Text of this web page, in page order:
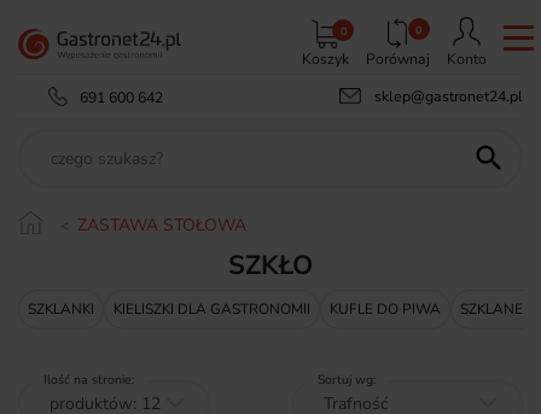
Koszyk
0 0
Porównaj
Konto
691 600 642
sklep@gastronet24.pl

ZASTAWA STOŁOWA
SZKŁO
SZKLANKI KIELISZKI DLA GASTRONOMII KUFLE DO PIWA SZKLANE
Ilość na stronie: Sortuj wg: